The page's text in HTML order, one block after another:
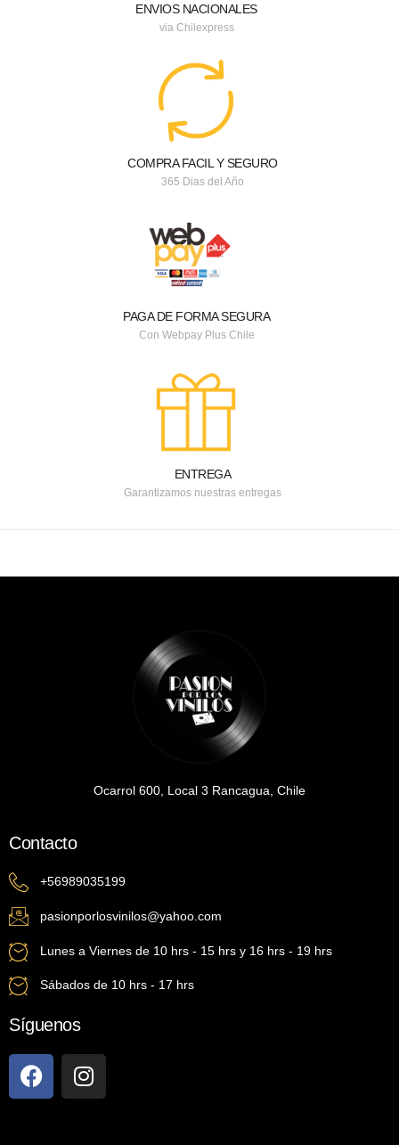
ENVIOS NACIONALES
via Chilexpress
COMPRA FACIL Y SEGURO
365 Dias del Año
PAGA DE FORMA SEGURA
Con Webpay Plus Chile
ENTREGA
Garantizamos nuestras entregas
Ocarrol 600, Local 3 Rancagua, Chile
Contacto
+56989035199
pasionporlosvinilos@yahoo.com
Lunes a Viernes de 10 hrs - 15 hrs y 16 hrs - 19 hrs
Sábados de 10 hrs - 17 hrs
Síguenos